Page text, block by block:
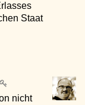
Staat
nicht